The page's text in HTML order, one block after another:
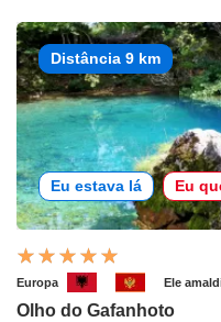
Distância 9 km
Eu estava lá Eu
Europa Ele
Olho do Gafanhoto